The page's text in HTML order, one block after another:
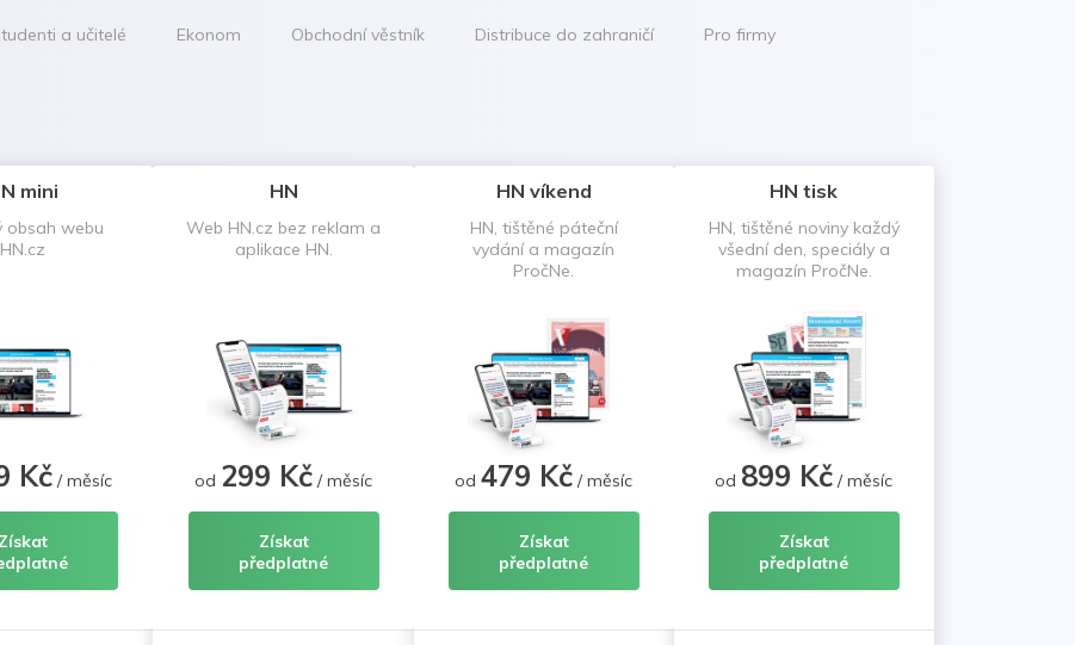
a učitelé Ekonom Obchodní věstník Distribuce do zahraničí Pro firmy
mini
obsah webu
HN.cz
Kč/ měsíc
Získat
HN
Web HN.cz bez reklam a
aplikace HN.
od 299 Kč / měsíc
Získat
předplatné
HN víkend
HN, tištěné páteční
vydání a magazín
PročNe.
od479 Kč / měsíc
Získat
předplatné
HN tisk
HN, tištěné noviny každý
všední den, speciály a
magazín PročNe.
od 899 Kč / měsíc
Získat
předplatné